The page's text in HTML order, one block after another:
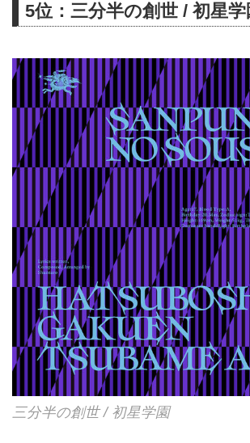
5位：三分半の創世 / 初星学
三分半の創世 / 初星学園